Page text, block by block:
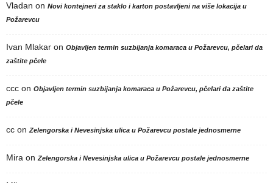
Vladan on Novi kontejneri za staklo i karton postavljeni na više lokacija u
Požarevcu
Ivan Mlakar on Objavljen termin suzbijanja komaraca u Požarevcu, pčelari da
zaštite pčele
ccc on Objavljen termin suzbijanja komaraca u Požarevcu, pčelari da zaštite
pčele
cc onZelengorska i Nevesinjska ulica u Požarevcu postale jednosmerne
Mira onZelengorska i Nevesinjska ulica u Požarevcu postale jednosmerne